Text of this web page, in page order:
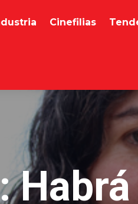
Cinefilias